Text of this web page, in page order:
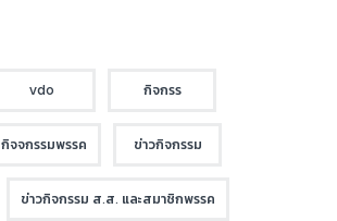
vdo กิจกรร
กิจจกรรมพรรค ข่าวกิจกรรม
ข่าวกิจกรรม ส.ส. และสมาชิกพรรค